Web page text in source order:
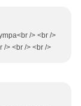
/> <br />
/> <br /> <br />